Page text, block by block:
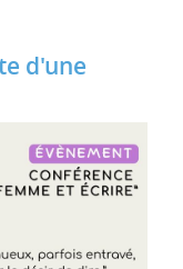
d'une